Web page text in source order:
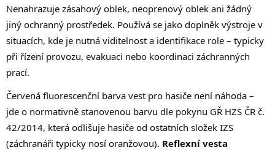
Nenahrazuje zásahový oblek, neoprenový oblek ani žádný
jiný ochranný prostředek. Používá se jako doplněk výstroje v
situacích, kde je nutná viditelnost a identifikace role – typicky
při řízení provozu, evakuaci nebo koordinaci záchranných
prací.
Červená fluorescenční barva vest pro hasiče není náhoda –
jde o normativně stanovenou barvu dle pokynu GŘ HZS ČR č.
42/2014, která odlišuje hasiče od ostatních složek IZS
(záchranáři typicky nosí oranžovou). Reflexní vesta